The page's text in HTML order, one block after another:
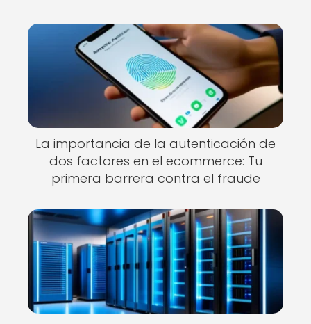
La importancia de la autenticación de
dos factores en el ecommerce: Tu
primera barrera contra el fraude